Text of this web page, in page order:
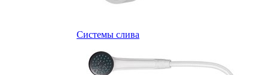
Системы слива